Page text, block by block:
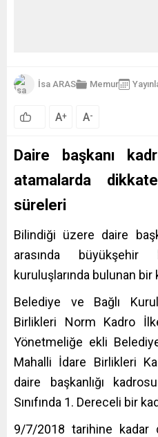
İsa ARAS Memur
A+ A-
Daire başkanı
atamalarda
süreleri
Bilindiği üzere daire
arasında
kuruluşlarında bulunan bir
Belediye ve Bağlı
Birlikleri Norm Kadro
Yönetmeliğe ekli
Mahalli İdare Birlikleri
daire başkanlığı
Sınıfında 1. Dereceli bir
9/7/2018 tarihine kadar